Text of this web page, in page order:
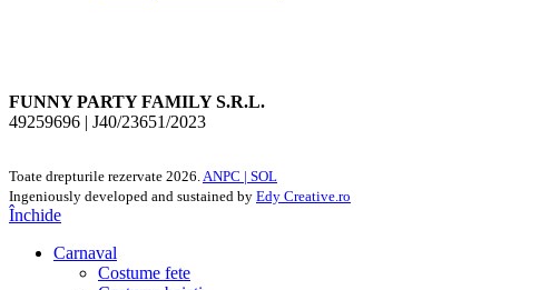
FUNNY PARTY FAMILY S.R.L.
49259696 | J40/23651/2023
Toate drepturile rezervate 2026.ANPC | SOL
Ingeniously developed and sustained by Edy Creative.ro
Închide
Carnaval
Costume fete